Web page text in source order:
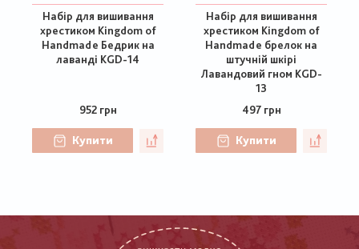
Набір для вишивання
хрестиком Kingdom of
Handmade Бедрик на
лаванді KGD-14
952 грн
Купити
Набір для вишивання
хрестиком Kingdom of
Handmade брелок на
штучній шкірі
Лавандовий гном KGD-
13
497 грн
Купити